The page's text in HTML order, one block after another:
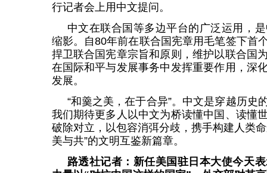
行记者会上用中文提问。
中文在联合国等多边平台的广泛运用，
缩影。自80年前在联合国宪章用毛笔签下首
捍卫联合国宪章宗旨和原则，维护以联合国
在国际和平与发展事务中发挥重要作用，深
发展。
“和羹之美，在于合异”。中文是穿越历史
我们期待更多人以中文为桥读懂中国、读懂
破除对立，以包容消弭分歧，携手构建人类
美与共”的文明互鉴新篇章。
路透社记者：新任美国驻日本大使今天